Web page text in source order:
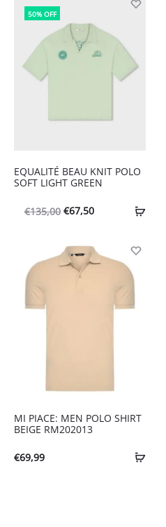
50% OFF
EQUALITÉ BEAU KNIT POLO
SOFT LIGHT GREEN
€135,00 Oorspronkelijke
was:
€135,00.
€67,50Huidige
is:
MI PIACE: MEN POLO SHIRT
BEIGE RM202013
€69,99